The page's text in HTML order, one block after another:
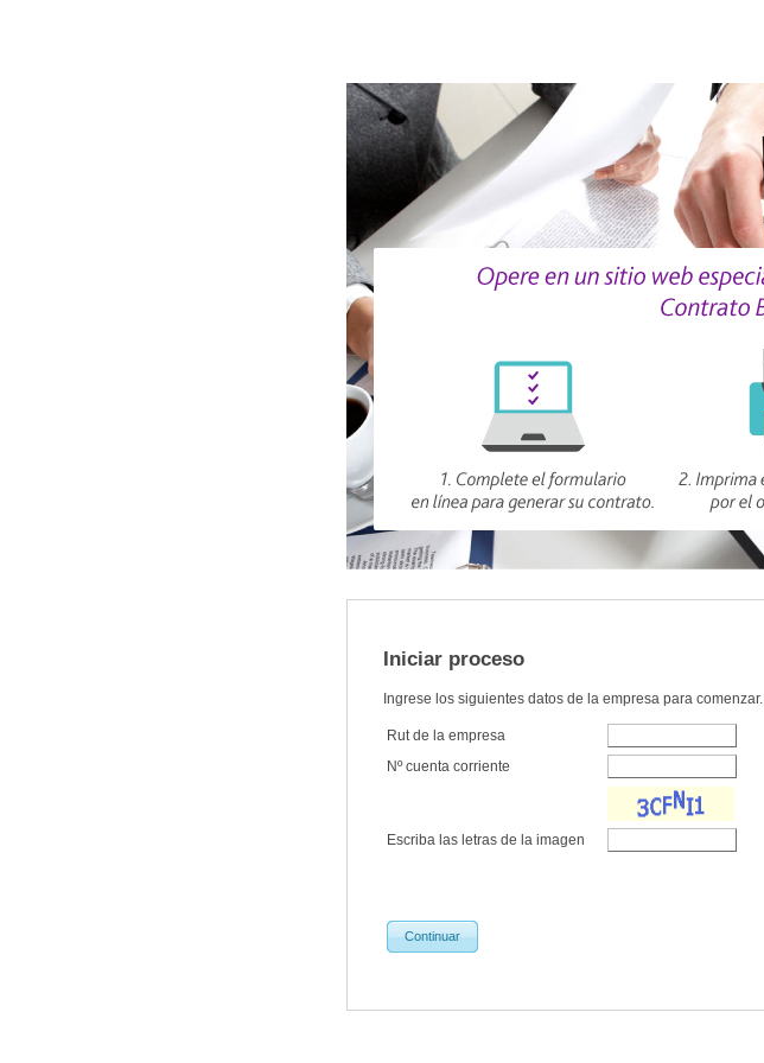
Iniciar proceso
Ingrese los siguientes datos de la empresa para comenzar.
Rut de la empresa
Nº cuenta corriente
Escriba las letras de la imagen
Continuar